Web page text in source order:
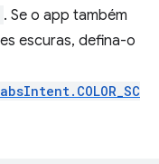
. Se o app também
escuras, defina-o